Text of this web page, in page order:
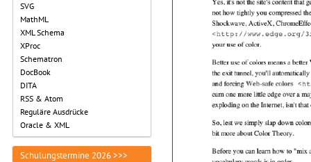
SVG
MathML
XML Schema
XProc
Schematron
DocBook
DITA
RSS & Atom
Reguläre Ausdrücke
Oracle & XML
Schulungstermine 2026 >>>